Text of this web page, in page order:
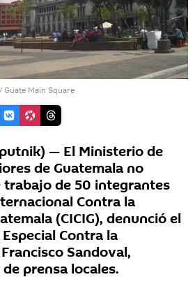
/ Guate Main Square
— El Ministerio de
de Guatemala no
trabajo de 50 integrantes
Contra la
(CICIG), denunció el
Contra la
Sandoval,
prensa locales.